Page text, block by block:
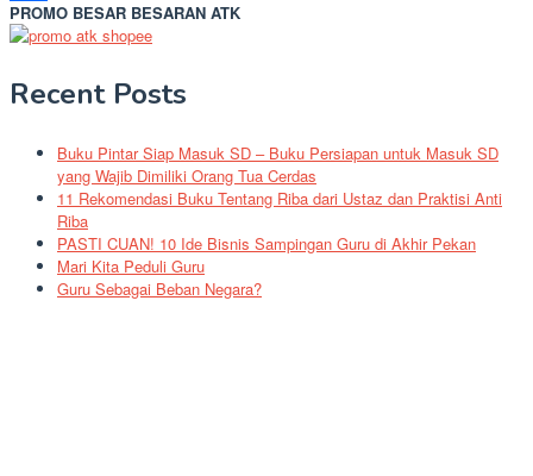
Share
PROMO BESAR BESARAN ATK
Recent Posts
Buku Pintar Siap Masuk SD – Buku Persiapan untuk Masuk SD
yang Wajib Dimiliki Orang Tua Cerdas
11 Rekomendasi Buku Tentang Riba dari Ustaz dan Praktisi Anti
Riba
PASTI CUAN! 10 Ide Bisnis Sampingan Guru di Akhir Pekan
Mari Kita Peduli Guru
Guru Sebagai Beban Negara?